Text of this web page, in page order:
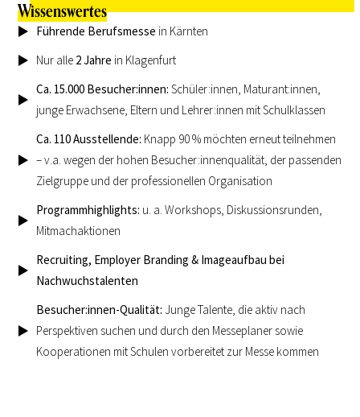
Wissenswertes
Führende Berufsmesse in Kärnten
Nur alle 2 Jahre in Klagenfurt
Ca. 15.000 Besucher:innen: Schüler:innen, Maturant:innen,
junge Erwachsene, Eltern und Lehrer:innen mit Schulklassen
Ca. 110 Ausstellende: Knapp 90 % möchten erneut teilnehmen
– v.a. wegen der hohen Besucher:innenqualität, der passenden
Zielgruppe und der professionellen Organisation
Programmhighlights: u. a. Workshops, Diskussionsrunden,
Mitmachaktionen
Recruiting, Employer Branding & Imageaufbau bei
Nachwuchstalenten
Besucher:innen-Qualität: Junge Talente, die aktiv nach
Perspektiven suchen und durch den Messeplaner sowie
Kooperationen mit Schulen vorbereitet zur Messe kommen